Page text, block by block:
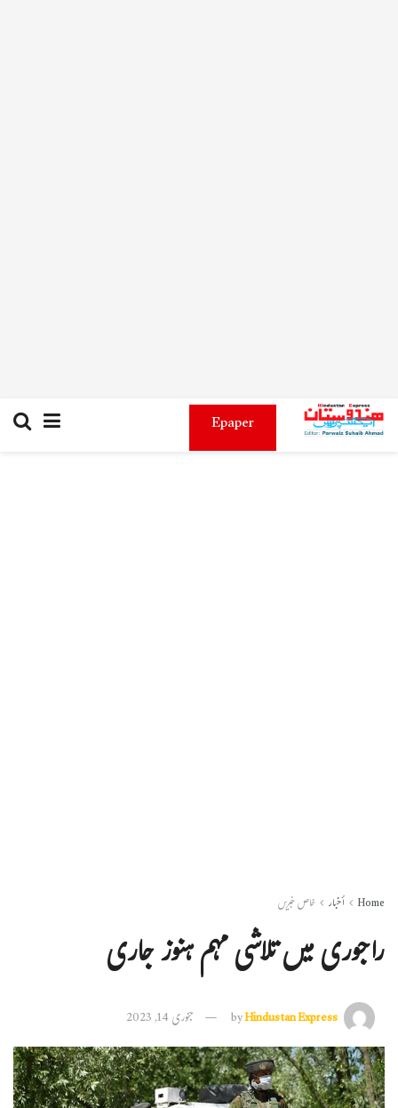
Epaper
Home أخبار خاص خبریں
راجوری میں تلاشی مہم ہنوز جاری
byHindustan Express جنوری 14, 2023